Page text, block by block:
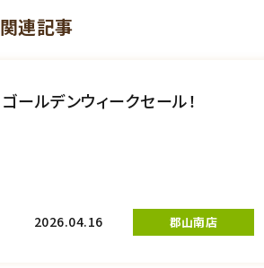
関連記事
ゴールデンウィークセール！
2026.04.16 郡山南店